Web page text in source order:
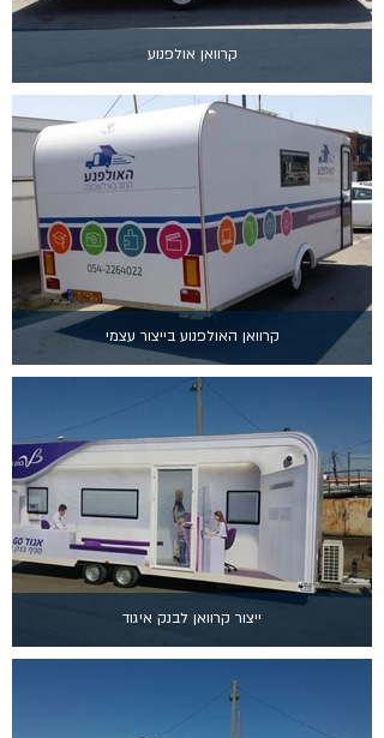
קרוואן אולפנוע
קרוואן האולפנוע בייצור עצמי
ייצור קרוואן לבנק איגוד